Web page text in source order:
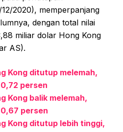
2020), memperpanjang
dengan total nilai
miliar dolar Hong Kong
AS).
Kong ditutup melemah,
persen
Kong balik melemah,
persen
Kong ditutup lebih tinggi,